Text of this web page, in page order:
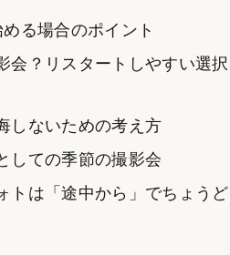
る場合のポイント
会？リスタートしやすい選択
しないための考え方
しての季節の撮影会
トは「途中から」でちょうど